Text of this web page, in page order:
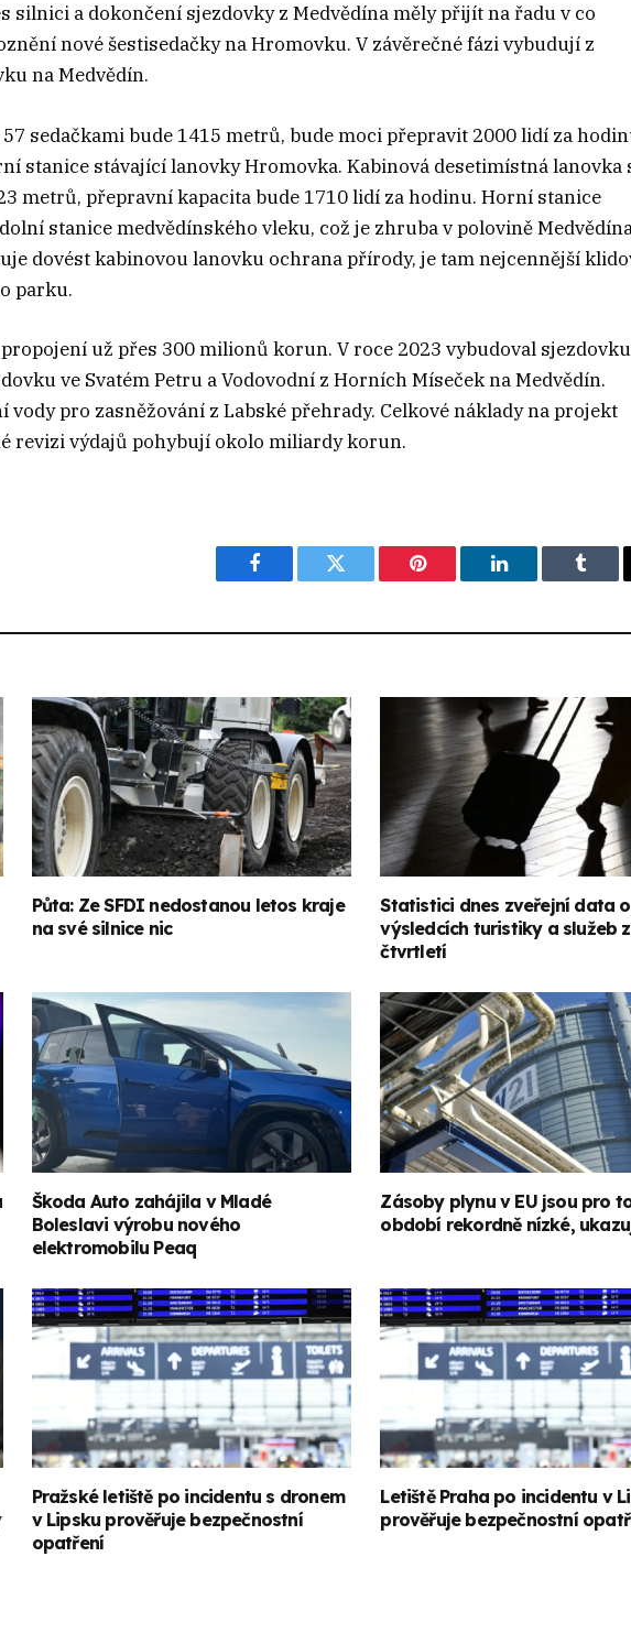
silnici a dokončení sjezdovky z Medvědína měly přijít na řadu v co
nové šestisedačky na Hromovku. V závěrečné fázi vybudují z
na Medvědín.
sedačkami bude 1415 metrů, bude moci přepravit 2000 lidí za
stanice stávající lanovky Hromovka. Kabinová desetimístná lanovka
metrů, přepravní kapacita bude 1710 lidí za hodinu. Horní stanice
stanice medvědínského vleku, což je zhruba v polovině
dovést kabinovou lanovku ochrana přírody, je tam nejcennější
parku.
už přes 300 milionů korun. V roce 2023 vybudoval sjezdovku
ve Svatém Petru a Vodovodní z Horních Míseček na Medvědín.
pro zasněžování z Labské přehrady. Celkové náklady na projekt
revizi výdajů pohybují okolo miliardy korun.
Facebook Twitter Pinterest LinkedIn
Půta: Ze SFDI nedostanou letos kraje
na své silnice nic
Statistici dnes zveřejní data o
výsledcích turistiky a služeb
čtvrtletí
Škoda Auto zahájila v Mladé
Boleslavi výrobu nového
elektromobilu Peaq
Zásoby plynu v EU jsou pro
období rekordně nízké,
Pražské letiště po incidentu s dronem
v Lipsku prověřuje bezpečnostní
opatření
Letiště Praha po incidentu v
prověřuje bezpečnostní